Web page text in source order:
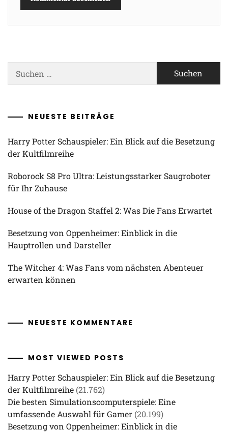
nach:
NEUESTE BEITRÄGE
Harry Potter Schauspieler: Ein Blick auf die Besetzung
der Kultfilmreihe
Roborock S8 Pro Ultra: Leistungsstarker Saugroboter
für Ihr Zuhause
House of the Dragon Staffel 2: Was Die Fans Erwartet
Besetzung von Oppenheimer: Einblick in die
Hauptrollen und Darsteller
The Witcher 4: Was Fans vom nächsten Abenteuer
erwarten können
NEUESTE KOMMENTARE
MOST VIEWED POSTS
Harry Potter Schauspieler: Ein Blick auf die Besetzung
der Kultfilmreihe (21.762)
Die besten Simulationscomputerspiele: Eine
umfassende Auswahl für Gamer (20.199)
Besetzung von Oppenheimer: Einblick in die